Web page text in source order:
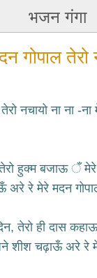
भजन गंगा
गोपाल तेरो
नचायो ना ना -ना
हुक्म बजाऊ
रे मेरे मदन
तेरो ही दास
चढ़ाऊँ अरे रे